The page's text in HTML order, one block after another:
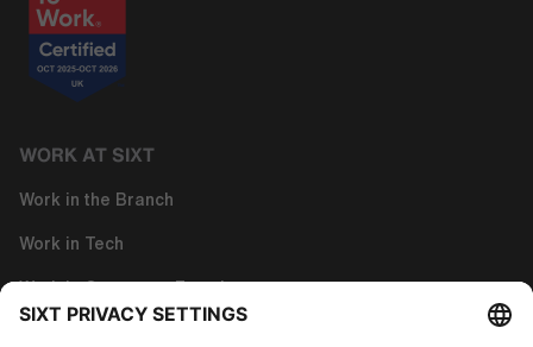
WORK AT SIXT
Work in the Branch
Work in Tech